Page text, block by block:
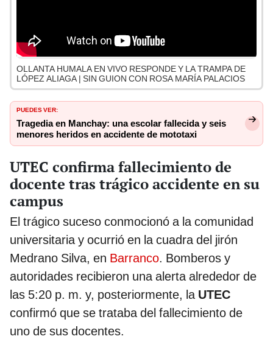
OLLANTA HUMALA EN VIVO RESPONDE Y LA TRAMPA DE
LÓPEZ ALIAGA | SIN GUION CON ROSA MARÍA PALACIOS
PUEDES VER:
Tragedia en Manchay: una escolar fallecida y seis
menores heridos en accidente de mototaxi
UTEC confirma fallecimiento de
docente tras trágico accidente en su
campus
El trágico suceso conmocionó a la comunidad
universitaria y ocurrió en la cuadra del jirón
Medrano Silva, en Barranco. Bomberos y
autoridades recibieron una alerta alrededor de
las 5:20 p. m. y, posteriormente, la UTEC
confirmó que se trataba del fallecimiento de
uno de sus docentes.